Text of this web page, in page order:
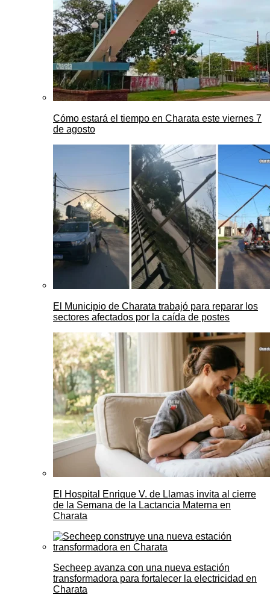
Cómo estará el tiempo en Charata este viernes 7
de agosto
El Municipio de Charata trabajó para reparar los
sectores afectados por la caída de postes
El Hospital Enrique V. de Llamas invita al cierre
de la Semana de la Lactancia Materna en
Charata
Secheep avanza con una nueva estación
transformadora para fortalecer la electricidad en
Charata